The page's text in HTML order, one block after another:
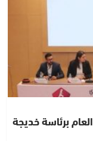
برئاسة خديجة